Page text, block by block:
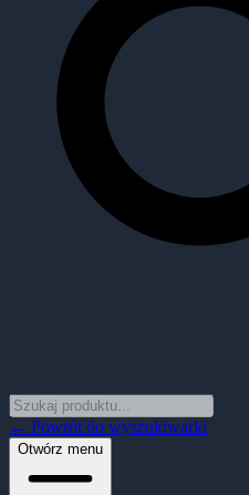
← Powrót do wyszukiwarki
Otwórz menu